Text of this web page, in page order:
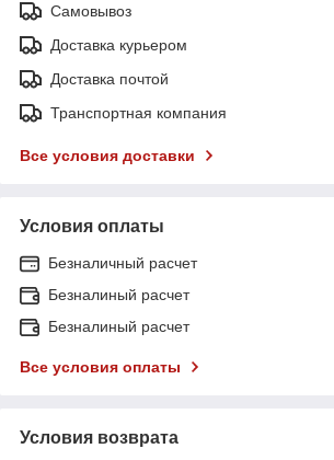
Самовывоз
Доставка курьером
Доставка почтой
Транспортная компания
Все условия доставки
Условия оплаты
Безналичный расчет
Безналиный расчет
Безналиный расчет
Все условия оплаты
Условия возврата